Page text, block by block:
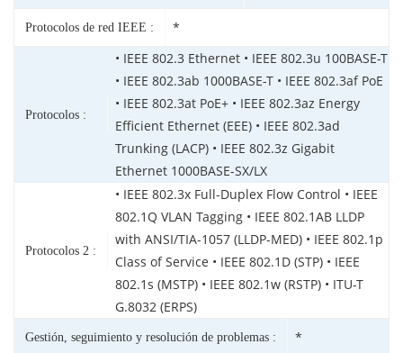
Protocolos de red IEEE : *
Protocolos :
• IEEE 802.3 Ethernet • IEEE 802.3u 100BASE-T
• IEEE 802.3ab 1000BASE-T • IEEE 802.3af PoE
• IEEE 802.3at PoE+ • IEEE 802.3az Energy
Efficient Ethernet (EEE) • IEEE 802.3ad
Trunking (LACP) • IEEE 802.3z Gigabit
Ethernet 1000BASE-SX/LX
Protocolos 2 :
• IEEE 802.3x Full-Duplex Flow Control • IEEE
802.1Q VLAN Tagging • IEEE 802.1AB LLDP
with ANSI/TIA-1057 (LLDP-MED) • IEEE 802.1p
Class of Service • IEEE 802.1D (STP) • IEEE
802.1s (MSTP) • IEEE 802.1w (RSTP) • ITU-T
G.8032 (ERPS)
Gestión, seguimiento y resolución de problemas : *